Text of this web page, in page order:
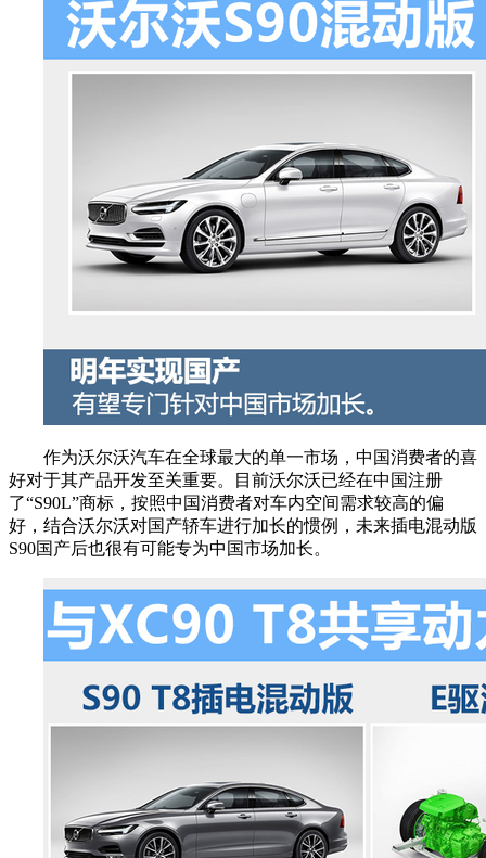
作为沃尔沃汽车在全球最大的单一市场，中国消费者的喜
好对于其产品开发至关重要。目前沃尔沃已经在中国注册
了“S90L”商标，按照中国消费者对车内空间需求较高的偏
好，结合沃尔沃对国产轿车进行加长的惯例，未来插电混动版
S90国产后也很有可能专为中国市场加长。